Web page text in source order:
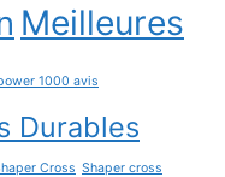
Meilleures
1000 avis
Durables
Cross Shaper cross